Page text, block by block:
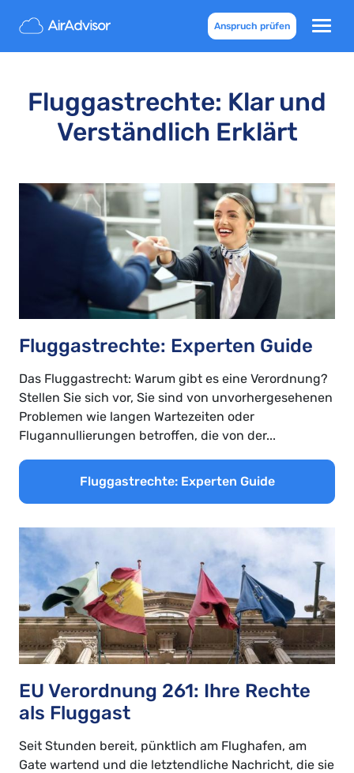
Anspruch prüfen
Fluggastrechte: Klar und
Verständlich Erklärt
Fluggastrechte: Experten Guide
Das Fluggastrecht: Warum gibt es eine Verordnung?
Stellen Sie sich vor, Sie sind von unvorhergesehenen
Problemen wie langen Wartezeiten oder
Flugannullierungen betroffen, die von der...
Fluggastrechte: Experten Guide
EU Verordnung 261: Ihre Rechte
als Fluggast
Seit Stunden bereit, pünktlich am Flughafen, am
Gate wartend und die letztendliche Nachricht, die sie